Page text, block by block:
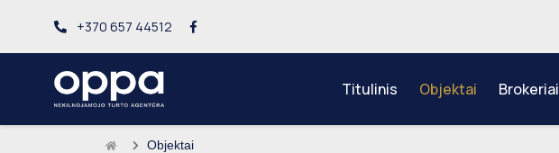
+370 657 44512
Titulinis Objektai Brokeriai
Objektai